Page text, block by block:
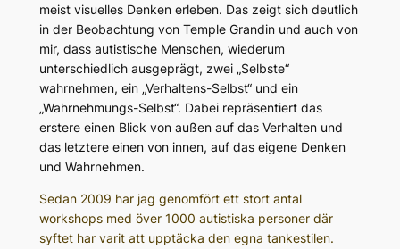
meist visuelles Denken erleben. Das zeigt sich deutlich
in der Beobachtung von Temple Grandin und auch von
mir, dass autistische Menschen, wiederum
unterschiedlich ausgeprägt, zwei „Selbste“
wahrnehmen, ein „Verhaltens-Selbst“ und ein
„Wahrnehmungs-Selbst“. Dabei repräsentiert das
erstere einen Blick von außen auf das Verhalten und
das letztere einen von innen, auf das eigene Denken
und Wahrnehmen.
Sedan 2009 har jag genomfört ett stort antal
workshops med över 1000 autistiska personer där
syftet har varit att upptäcka den egna tankestilen.